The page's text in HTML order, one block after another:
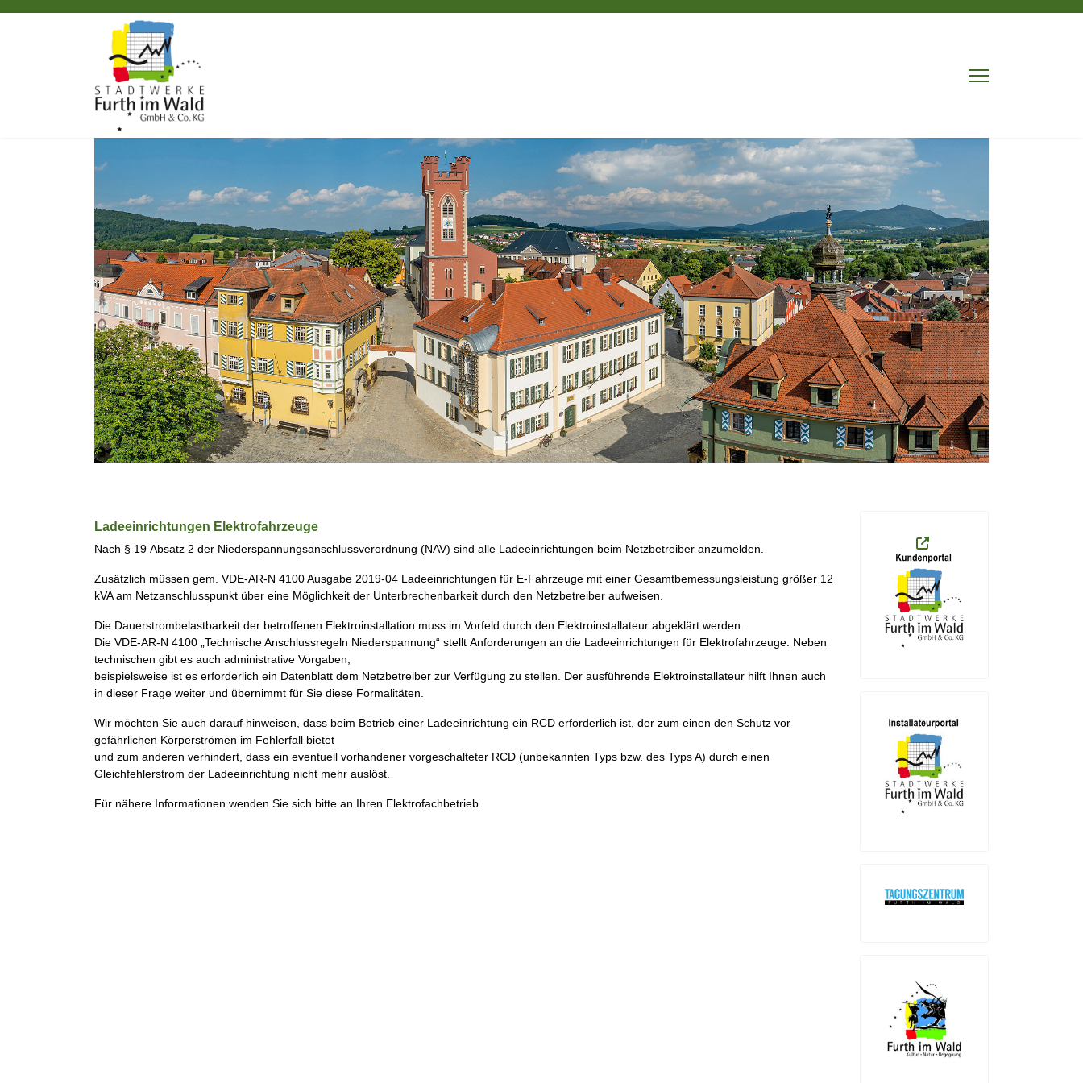
Ladeeinrichtungen Elektrofahrzeuge
Nach § 19 Absatz 2 der Niederspannungsanschlussverordnung (NAV) sind alle Ladeeinrichtungen beim Netzbetreiber anzumelden.
Zusätzlich müssen gem. VDE-AR-N 4100 Ausgabe 2019-04 Ladeeinrichtungen für E-Fahrzeuge mit einer Gesamtbemessungsleistung größer 12
kVA am Netzanschlusspunkt über eine Möglichkeit der Unterbrechenbarkeit durch den Netzbetreiber aufweisen.
Die Dauerstrombelastbarkeit der betroffenen Elektroinstallation muss im Vorfeld durch den Elektroinstallateur abgeklärt werden
Die VDE-AR-N 4100 „Technische Anschlussregeln Niederspannung“ stellt Anforderungen an die Ladeeinrichtungen für Elektrofahrzeuge. Neben
technischen gibt es auch administrative Vorgaben,
beispielsweise ist es erforderlich ein Datenblatt dem Netzbetreiber zur Verfügung zu stellen Der ausführende Elektroinstallateur hilft Ihnen auch
in dieser Frage weiter und übernimmt für Sie diese Formalitäten.
Wir möchten Sie auch darauf hinweisen, dass beim Betrieb einer Ladeeinrichtung ein RCD erforderlich ist, der zum einen den Schutz vor
gefährlichen Körperströmen im Fehlerfall bietet
und zum anderen verhindert, dass ein eventuell vorhandener vorgeschalteter RCD (unbekannten Typs bzw. des Typs A) durch einen
Gleichfehlerstrom der Ladeeinrichtung nicht mehr auslöst.
Für nähere Informationen wenden Sie sich bitte an Ihren Elektrofachbetrieb.